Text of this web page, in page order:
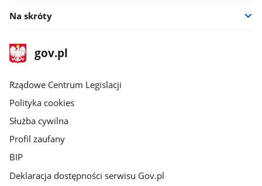
Na skróty
stopka
gov.plStrona
gov.pl
Rządowe Centrum Legislacji
Polityka cookies
Służba cywilna
Profil zaufany
BIP
Deklaracja dostępności serwisu Gov.pl